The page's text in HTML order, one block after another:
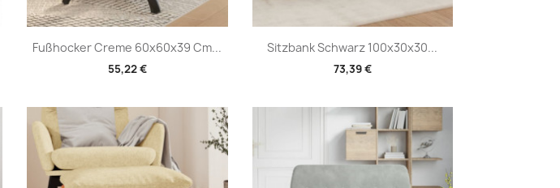
Fußhocker Creme 60x60x39 Cm...
55,22 €
Vorschau Sitzbank Schwarz 100x30x30...
73,39 €
Vorschau